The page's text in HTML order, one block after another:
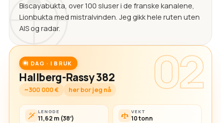
Biscayabukta, over 100 sluser i de franske kanalene,
Lionbukta med mistralvinden. Jeg gikk hele ruten uten
AIS og radar.
02
I DAG · I BRUK
Hallberg-Rassy 382
~300 000 € her bor jeg nå
LENGDE
11,62 m (38′)
VEKT
10 tonn